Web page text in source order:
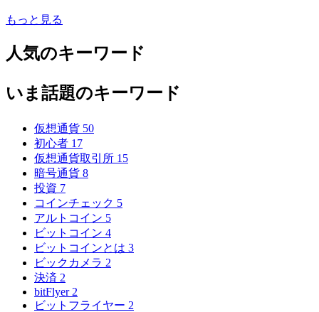
もっと見る
人気のキーワード
いま話題のキーワード
仮想通貨 50
初心者 17
仮想通貨取引所 15
暗号通貨 8
投資 7
コインチェック 5
アルトコイン 5
ビットコイン 4
ビットコインとは 3
ビックカメラ 2
決済 2
bitFlyer 2
ビットフライヤー 2